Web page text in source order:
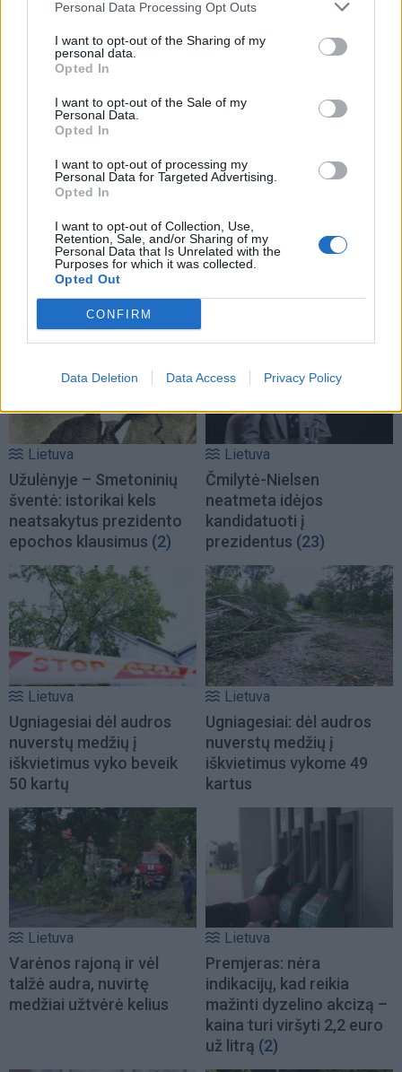
Personal Data Processing Opt Outs
I want to opt-out of the Sharing of my
personal data.
Opted In
I want to opt-out of the Sale of my
Personal Data.
Opted In
I want to opt-out of processing my
Personal Data for Targeted Advertising.
Opted In
I want to opt-out of Collection, Use,
Retention, Sale, and/or Sharing of my
Personal Data that Is Unrelated with the
Purposes for which it was collected.
Opted Out
CONFIRM
Data Deletion Data Access Privacy Policy
TAIP PAT SKAITYKITE
Lietuva
Užulėnyje – Smetoninių
šventė: istorikai kels
neatsakytus prezidento
epochos klausimus (2)
Lietuva
Čmilytė-Nielsen
neatmeta idėjos
kandidatuoti į
prezidentus (23)
Lietuva
Ugniagesiai dėl audros
nuverstų medžių į
iškvietimus vyko beveik
50 kartų
Lietuva
Ugniagesiai: dėl audros
nuverstų medžių į
iškvietimus vykome 49
kartus
Lietuva
Varėnos rajoną ir vėl
talžė audra, nuvirtę
medžiai užtvėrė kelius
Lietuva
Premjeras: nėra
indikacijų, kad reikia
mažinti dyzelino akcizą –
kaina turi viršyti 2,2 euro
už litrą (2)